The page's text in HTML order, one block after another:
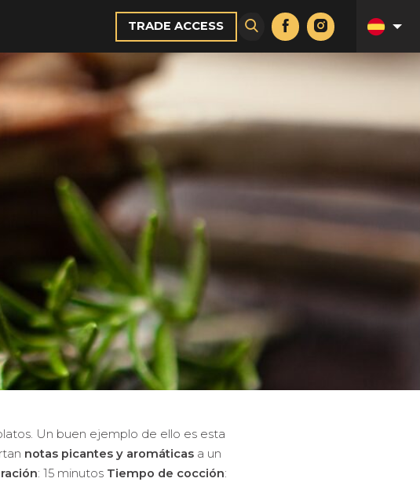
TRADE ACCESS
Un buen ejemplo de ello es esta
notas picantes y aromáticas a un
: 15 minutos Tiempo de cocción: